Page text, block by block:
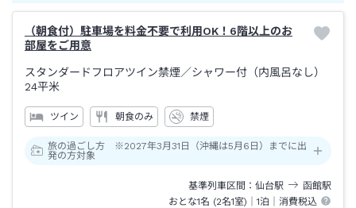
（朝食付）駐車場を料金不要で利用OK！6階以上のお
部屋をご用意
スタンダードフロアツイン禁煙／シャワー付（内風呂なし）
24平米
ツイン 朝食のみ 禁煙
旅の過ごし方 ※2027年3月31日（沖縄は5月6日）までに出
発の方対象
基準列車区間 仙台駅 函館駅
おとな1名 (2名1室)｜1泊 ｜消費税込